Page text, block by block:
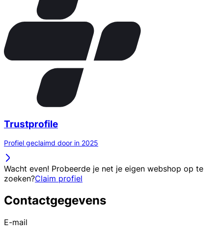
Trustprofile
Profiel geclaimd door in 2025
Wacht even! Probeerde je net je eigen webshop op te
zoeken?Claim profiel
Contactgegevens
E-mail